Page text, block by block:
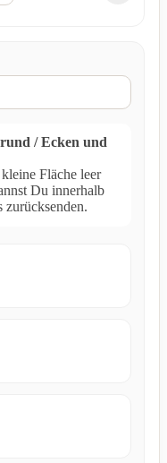
/ Ecken und
Fläche leer
Du innerhalb
zurücksenden.